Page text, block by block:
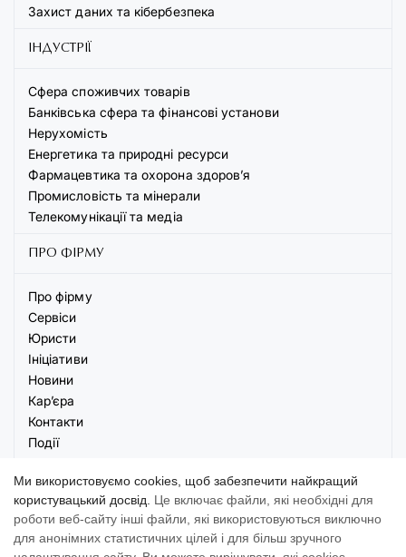
Захист даних та кібербезпека
ІНДУСТРІЇ
Сфера споживчих товарів
Банківська сфера та фінансові установи
Нерухомість
Енергетика та природні ресурси
Фармацевтика та охорона здоров’я
Промисловість та мінерали
Телекомунікації та медіа
ПРО ФІРМУ
Про фірму
Сервіси
Юристи
Ініціативи
Новини
Кар’єра
Контакти
Події
© 2026 AVELLUM. Всі права захищені
Ми використовуємо cookies, щоб забезпечити найкращий
користувацький досвід.
Це включає файли, які необхідні для
роботи веб-сайту інші файли, які використовуються виключно
для анонімних статистичних цілей і для більш зручного